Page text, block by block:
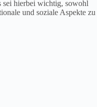
sei hierbei wichtig, sowohl
und soziale Aspekte zu